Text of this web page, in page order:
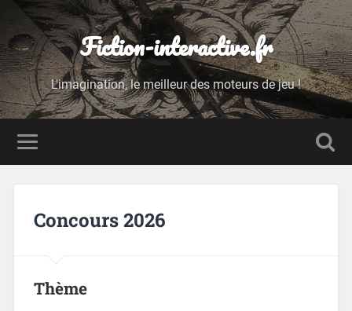
Fiction-interactive.fr
L'imagination, le meilleur des moteurs de jeu !
Concours 2026
Thème